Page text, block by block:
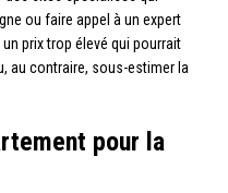
ou faire appel à un expert
prix trop élevé qui pourrait
au contraire, sous-estimer la
pour la